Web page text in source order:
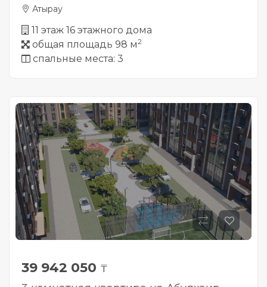
Атырау
11 этаж 16 этажного дома
общая площадь 98 м2
спальные места: 3
39 942 050 ₸